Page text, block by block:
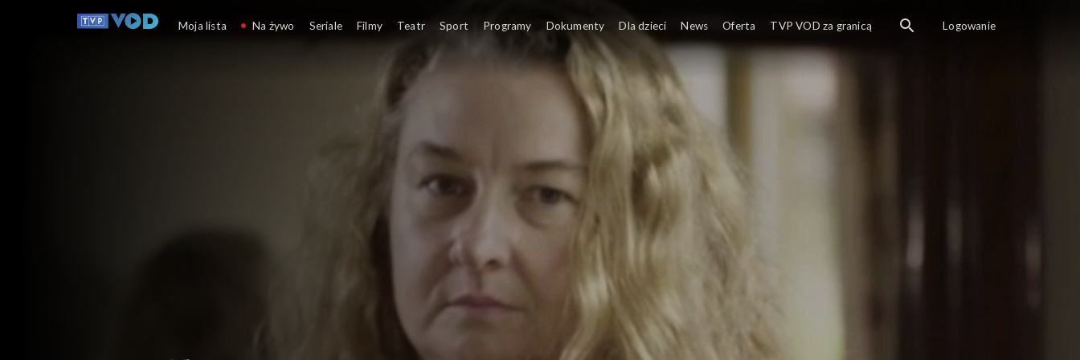
Moja lista Na żywo Seriale Filmy Teatr Sport Programy Dokumenty Dla dzieci News Oferta TVP VOD za granicą Logowanie